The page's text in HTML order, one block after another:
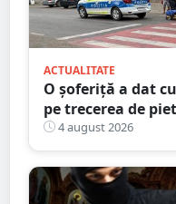
ACTUALITATE
O șoferiță a dat
pe trecerea de
4 august 2026